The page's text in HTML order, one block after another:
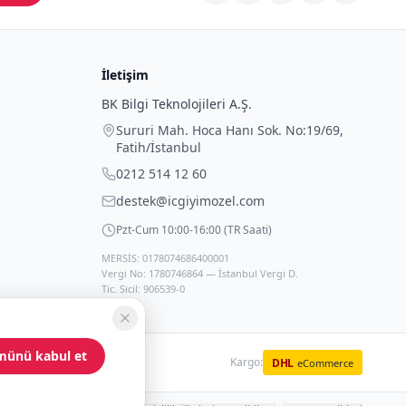
İletişim
BK Bilgi Teknolojileri A.Ş.
Sururi Mah. Hoca Hanı Sok. No:19/69,
Fatih/İstanbul
0212 514 12 60
destek@icgiyimozel.com
Pzt-Cum 10:00-16:00 (TR Saati)
MERSİS: 0178074686400001
Vergi No: 1780746864 — İstanbul Vergi D.
Tic. Sicil: 906539-0
Kargo: DHL eCommerce
kabul et